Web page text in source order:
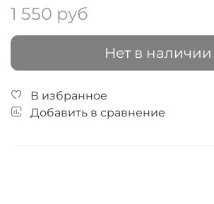
1 550 руб
Нет в наличии
В избранное
Добавить в сравнение